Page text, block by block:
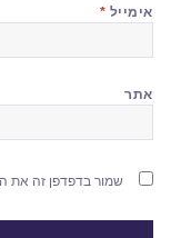
אימייל *
אתר
שמור בדפדפן זה את